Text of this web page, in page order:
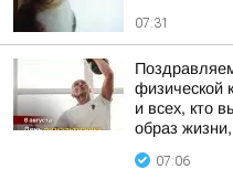
07:31
физической
и всех, кто
образ
07:06